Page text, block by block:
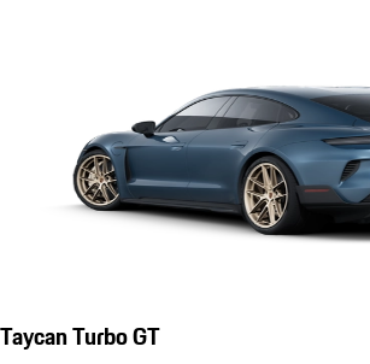
Taycan Turbo GT